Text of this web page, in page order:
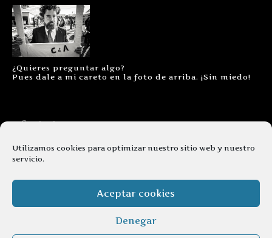
Utilizamos cookies para optimizar nuestro sitio web y nuestro
servicio.
Aceptar cookies
Denegar
¿Quieres preguntar algo?
Pues dale a mi careto en la foto de arriba. ¡Sin miedo!
Contacto
Aviso legal